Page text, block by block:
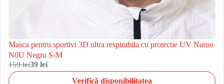
Masca pentru sportivi 3D ultra respirabila cu protectie UV Naroo
N0U Negru S-M
159 lei39 lei
Verifică disponibilitatea